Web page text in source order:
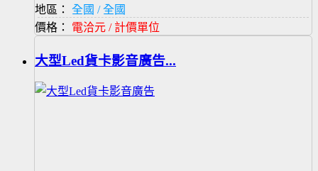
地區：
全國 / 全國
價格： 電洽元 / 計價單位
大型Led貨卡影音廣告...